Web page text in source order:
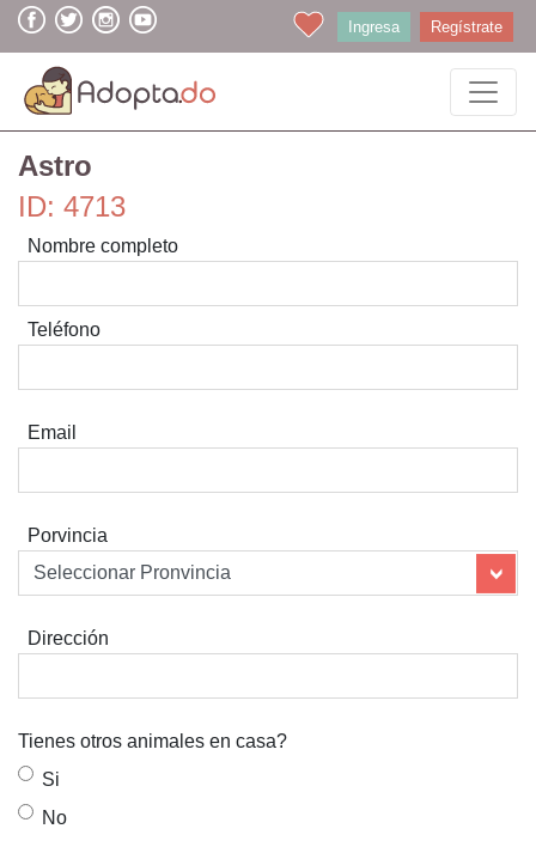
Ingresa Regístrate
Astro
ID: 4713
Nombre completo
Teléfono
Email
Porvincia
Dirección
Tienes otros animales en casa?
Si
No